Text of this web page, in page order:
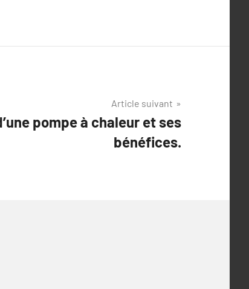
Article suivant
pompe à chaleur et ses
bénéfices.